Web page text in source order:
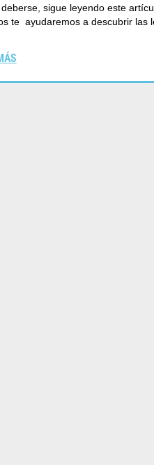
sigue leyendo este
te ayudaremos a descubrir las